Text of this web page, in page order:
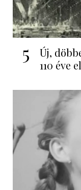
5
Új,
110 éve